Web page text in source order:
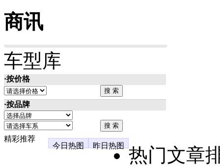
商讯
车型库
·按价格
·按品牌
精彩推荐
今日热图
昨日热图
热门文章